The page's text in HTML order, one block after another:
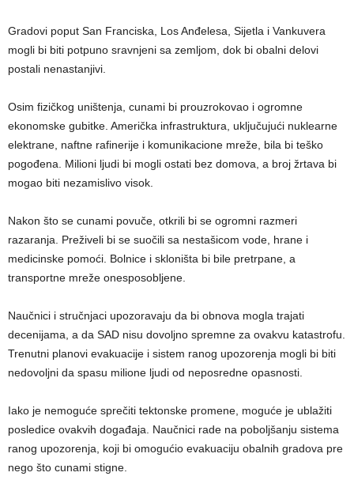
Gradovi poput San Franciska, Los Anđelesa, Sijetla i Vankuvera
mogli bi biti potpuno sravnjeni sa zemljom, dok bi obalni delovi
postali nenastanjivi.
Osim fizičkog uništenja, cunami bi prouzrokovao i ogromne
ekonomske gubitke. Američka infrastruktura, uključujući nuklearne
elektrane, naftne rafinerije i komunikacione mreže, bila bi teško
pogođena. Milioni ljudi bi mogli ostati bez domova, a broj žrtava bi
mogao biti nezamislivo visok.
Nakon što se cunami povuče, otkrili bi se ogromni razmeri
razaranja. Preživeli bi se suočili sa nestašicom vode, hrane i
medicinske pomoći. Bolnice i skloništa bi bile pretrpane, a
transportne mreže onesposobljene.
Naučnici i stručnjaci upozoravaju da bi obnova mogla trajati
decenijama, a da SAD nisu dovoljno spremne za ovakvu katastrofu.
Trenutni planovi evakuacije i sistem ranog upozorenja mogli bi biti
nedovoljni da spasu milione ljudi od neposredne opasnosti.
Iako je nemoguće sprečiti tektonske promene, moguće je ublažiti
posledice ovakvih događaja. Naučnici rade na poboljšanju sistema
ranog upozorenja, koji bi omogućio evakuaciju obalnih gradova pre
nego što cunami stigne.